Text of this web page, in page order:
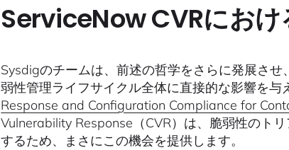
ServiceNow CVRにお
Sysdigのチームは、前述の哲学をさらに発展さ
弱性管理ライフサイクル全体に直接的な影響を
Response and Configuration Compliance for
Vulnerability Response（CVR）は、脆弱性のト
するため、まさにこの機会を提供します。